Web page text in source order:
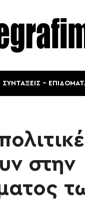
ΣΥΝΤΑΞΕΙΣ –
στην